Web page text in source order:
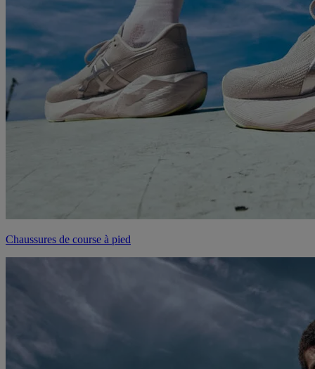
Chaussures de course à pied